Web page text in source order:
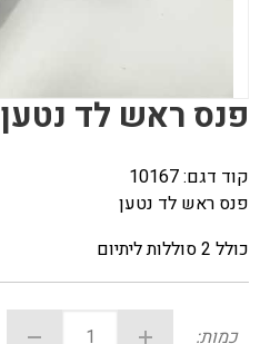
פנס ראש לד נטען
קוד דגם:10167
פנס ראש לד נטען
כולל 2 סוללות ליתיום
כמות: